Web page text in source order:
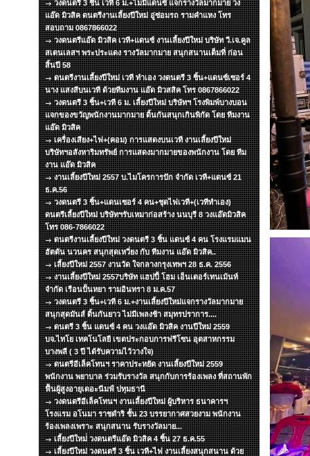
วงดนตรี 3 ชิ้น เวที 6 ม.+ไมมีแดนซ์ แจกรางวัลมากมาย วง
แอ๊ด มิวสิค ดนตรีงานเลี้ยงปีใหม่ อู่ซ่อมรถ รามคำแหง โทร
สอบถาม 0867866022
วงดนตรีแอ๊ด มิวสิค เวที+แดนซ์ งานเลี้ยงปีใหม่ บริษัท วี.เจ.คูล
สเตนเลสฯ พระประแดง รางวัลมากมาย สนุกสนานเต็มที่ ก่อน
สิ้นปี 58
ดนตรีงานเลี้ยงปีใหม่ เวที ทำเอง วงดนตรี 3 ชิ้น+แดนซ์เซอร์ 4
นาง แสงสีบนเวที ด้วยทีมงาน แอ๊ด มิวสสิค โทร 0867866022
วงดนตรี 3 ชิ้น+เวที 6 ม. เลี้ยงปีใหม่ บริษัทฯ โรงพิมพ์บางบอน
แจกของขวัญพนักงานมากมาย ดิ้นกันสนุกเกินพิกัด โดย ทีมงาน
แอ๊ด มิวสิค
เครื่องเสียง+ไฟ+(คอม) การแสดงบนเวที งานเลี้ยงปีใหม่
บริษัทฯอสังหาริมทรัพย์ การแสดงมากมายของพนักงาน โดย ทีม
งาน แอ๊ด มิวสิค
งานเลี้ยงปีใหม่ 2557 บ.ไมโครการปัก จำกัด เวที+แดนซ์ 21
ธ.ค.56
วงดนตรี 3 ชิ้น+แดนเซอร์ 4 คน+ชุดไฟเวที+(เวทีทำเอง)
ดนตรีเลี้ยงปีใหม่ บริษัทฯรับเหมาก่อสร้าง นนบุรี 8 วงแอ๊ดมิวสิค
โทร 086-7866022
ดนตรีงานเลี้ยงปีใหม่ วงดนตรี 3 ชิ้น แดนซ์ 4 คน โรงแรมแมน
ฮัตตัน นวนคร สนุกสุดเหวี่ยง กับ ทีมงาน แอ๊ด มิวสิค..
เลี้ยงปีใหม่ 2557 งานวัด ใจกลางกรุงเทพฯ 28 ธ.ค. 2556
งานเลี้ยงปีใหม่ 2557บริษัท แฮปปี้ โฮม เอ็นเตอร์เทนเม้นท์
จำกัด เรือนปั้นหยา รามอินทรา 8 ม.ค.57
วงดนตรี 3 ชิ้น+เวที 6 ม.+งานเลี้ยงปีใหม่แจกรางวัลมากมาย
สนุกสุดมันส์ ดิ้นกันยาว ไม่มีเพลงช้า สมุทรปราการ....
ดนตรี 3 ชิ้น แดนซ์ 4 คน วงแอ๊ด มิวสิค งานปีใหม่ 2559
บจ.ไทโย เทคโนโลยี เขตประกอบการฟรีโซน อุตสาหกรรม
บางพลี ( 3 ปี ได้รับความไว้วางใจ)
ดนตรีอีเล็คโทนฯ ราคาประหยัด งานเลี้ยงปีใหม่ 2559
พนักงาน พยาบาล ร่วมรับรางวัล สนุกกับการร้องเพลง ที่สถานพัก
ฟื้นผู้สูงอายุเดอะนีมฟ์ ปทุมธานี
วงดนตรีอีเล็คโทนฯ งานเลี้ยงปีใหม่ ผู้บริหาร ธนาคารฯ
โรงแรม อโนมา ราชดำริ ชั้น 23 บรรยากาศสวยงาม พนักงาน
ร้องเพลงเพราะ สนุกสนาน รับรางวัลมาย...
เลี้ยงปีใหม่่ วงดนตรีแอ๊ด มิวสิค 4 ชิ้น 27 ธ.ค.55
เลี้ยงปีใหม่ วงดนตรี 3 ชิ้น เวที+ไฟ งานเลี้ยงสนุกสนาน ด้วย